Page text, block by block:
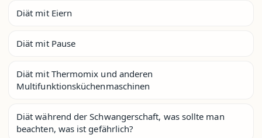
Diät mit Eiern
Diät mit Pause
Diät mit Thermomix und anderen
Multifunktionsküchenmaschinen
Diät während der Schwangerschaft, was sollte man
beachten, was ist gefährlich?